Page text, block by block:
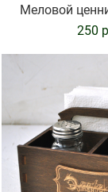
Меловой
250